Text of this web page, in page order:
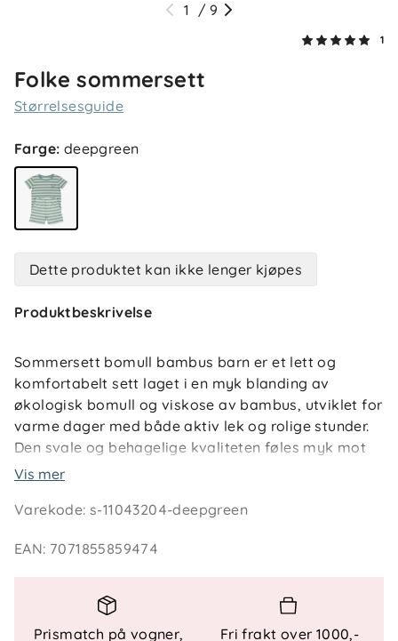
1 / 9
1
Folke sommersett
Størrelsesguide
Farge: deepgreen
Dette produktet kan ikke lenger kjøpes
Produktbeskrivelse
Sommersett bomull bambus barn er et lett og
komfortabelt sett laget i en myk blanding av
økologisk bomull og viskose av bambus, utviklet for
varme dager med både aktiv lek og rolige stunder.
Den svale og behagelige kvaliteten føles myk mot
huden og gjør settet like anvendelig ute som inne –
temperaturen er høy.
Det stripete designet gir et tidløst og sommerlig
seilbåt-motiv på brystet, mens shortsen har
behagelig elastikk i livet som sikrer god passform
Vis mer
Varekode:s-11043204-deepgreen
EAN: 7071855859474
Prismatch på vogner,
Fri frakt over 1000,-